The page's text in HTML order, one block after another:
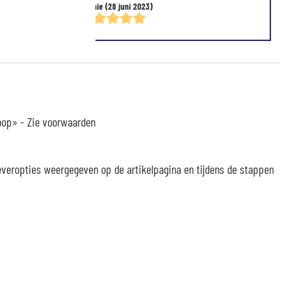
Sophie(28 juni 2023)
- Zie voorwaarden
weergegeven op de artikelpagina en tijdens de stappen